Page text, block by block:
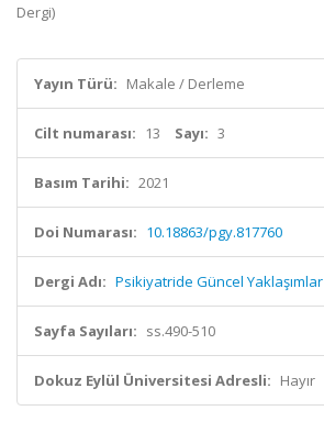
Dergi)
Yayın Türü: Makale / Derleme
Cilt numarası: 13 Sayı: 3
Basım Tarihi: 2021
Doi Numarası: 10.18863/pgy.817760
Dergi Adı: Psikiyatride Güncel Yaklaşımlar
Sayfa Sayıları: ss.490-510
Dokuz Eylül Üniversitesi Adresli: Hayır